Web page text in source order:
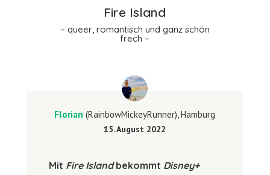
Fire Island
– queer, romantisch und ganz schön
frech –
Florian(RainbowMickeyRunner), Hamburg
15. August 2022
Mit Fire Islandbekommt Disney+